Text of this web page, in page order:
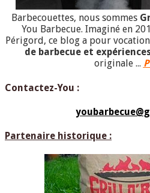
Barbecouettes, nous sommes
You Barbecue. Imaginé en
Périgord, ce blog a pour
de barbecue et
originale ...
Contactez-You :
Partenaire historique :